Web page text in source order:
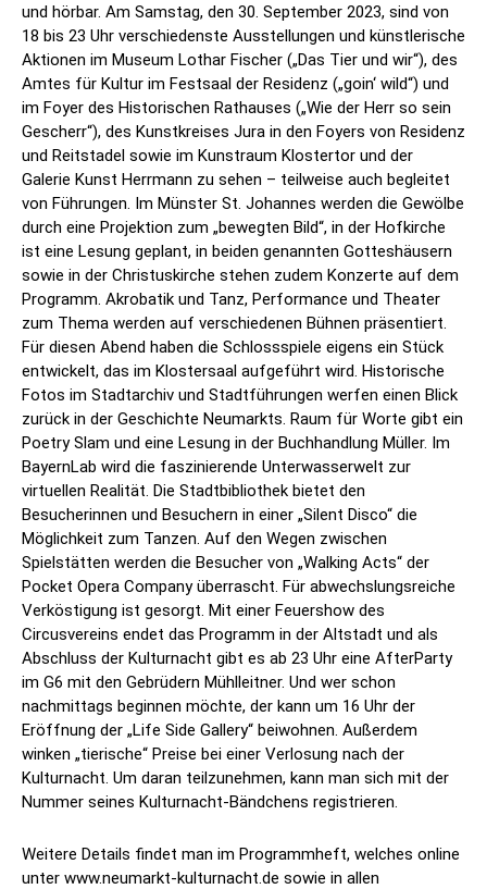
und hörbar. Am Samstag, den 30. September 2023, sind von
18 bis 23 Uhr verschiedenste Ausstellungen und künstlerische
Aktionen im Museum Lothar Fischer („Das Tier und wir“), des
Amtes für Kultur im Festsaal der Residenz („goin‘ wild“) und
im Foyer des Historischen Rathauses („Wie der Herr so sein
Gescherr“), des Kunstkreises Jura in den Foyers von Residenz
und Reitstadel sowie im Kunstraum Klostertor und der
Galerie Kunst Herrmann zu sehen – teilweise auch begleitet
von Führungen. Im Münster St. Johannes werden die Gewölbe
durch eine Projektion zum „bewegten Bild“, in der Hofkirche
ist eine Lesung geplant, in beiden genannten Gotteshäusern
sowie in der Christuskirche stehen zudem Konzerte auf dem
Programm. Akrobatik und Tanz, Performance und Theater
zum Thema werden auf verschiedenen Bühnen präsentiert.
Für diesen Abend haben die Schlossspiele eigens ein Stück
entwickelt, das im Klostersaal aufgeführt wird. Historische
Fotos im Stadtarchiv und Stadtführungen werfen einen Blick
zurück in der Geschichte Neumarkts. Raum für Worte gibt ein
Poetry Slam und eine Lesung in der Buchhandlung Müller. Im
BayernLab wird die faszinierende Unterwasserwelt zur
virtuellen Realität. Die Stadtbibliothek bietet den
Besucherinnen und Besuchern in einer „Silent Disco“ die
Möglichkeit zum Tanzen. Auf den Wegen zwischen
Spielstätten werden die Besucher von „Walking Acts“ der
Pocket Opera Company überrascht. Für abwechslungsreiche
Verköstigung ist gesorgt. Mit einer Feuershow des
Circusvereins endet das Programm in der Altstadt und als
Abschluss der Kulturnacht gibt es ab 23 Uhr eine AfterParty
im G6 mit den Gebrüdern Mühlleitner. Und wer schon
nachmittags beginnen möchte, der kann um 16 Uhr der
Eröffnung der „Life Side Gallery“ beiwohnen. Außerdem
winken „tierische“ Preise bei einer Verlosung nach der
Kulturnacht. Um daran teilzunehmen, kann man sich mit der
Nummer seines Kulturnacht-Bändchens registrieren.
Weitere Details findet man im Programmheft, welches online
unter www.neumarkt-kulturnacht.de sowie in allen